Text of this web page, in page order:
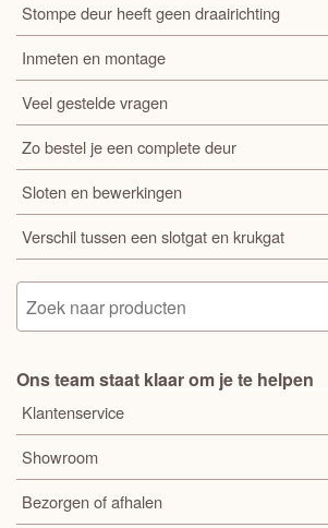
Stompe deur heeft geen draairichting
Inmeten en montage
Veel gestelde vragen
Zo bestel je een complete deur
Sloten en bewerkingen
Verschil tussen een slotgat en krukgat
Ons team staat klaar om je te helpen
Klantenservice
Showroom
Bezorgen of afhalen